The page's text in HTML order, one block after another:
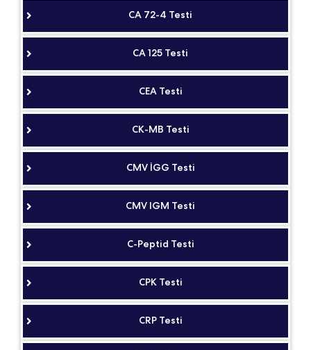
CA 72-4 Testi
CA 125 Testi
CEA Testi
CK-MB Testi
CMV İGG Testi
CMV IGM Testi
C-Peptid Testi
CPK Testi
CRP Testi